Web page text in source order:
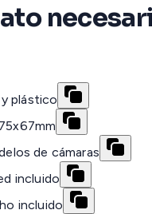
plástico
de cámaras
incluido
incluido